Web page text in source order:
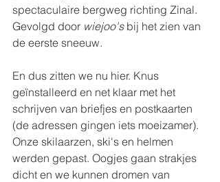
spectaculaire bergweg richting Zinal.
Gevolgd door wiejoo's bij het zien van
de eerste sneeuw.
En dus zitten we nu hier. Knus
geïnstalleerd en net klaar met het
schrijven van briefjes en postkaarten
(de adressen gingen iets moeizamer).
Onze skilaarzen, ski's en helmen
werden gepast. Oogjes gaan strakjes
dicht en we kunnen dromen van